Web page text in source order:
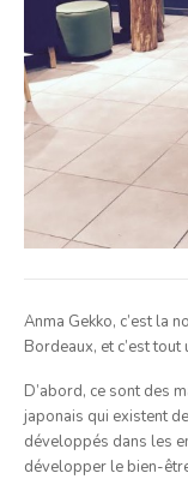
Anma Gekko, c’est la
Bordeaux, et c’est tout
D’abord, ce sont des
japonais qui existent
développés dans les
développer le bien-